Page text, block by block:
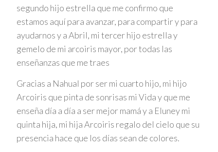
segundo hijo estrella que me confirmo que
estamos aquí para avanzar, para compartir y para
ayudarnos y a Abril, mi tercer hijo estrella y
gemelo de mi arcoiris mayor, por todas las
enseñanzas que me traes
Gracias a Nahual por ser mi cuarto hijo, mi hijo
Arcoiris que pinta de sonrisas mi Vida y que me
enseña día a día a ser mejor mamá y a Eluney mi
quinta hija, mi hija Arcoiris regalo del cielo que su
presencia hace que los días sean de colores.